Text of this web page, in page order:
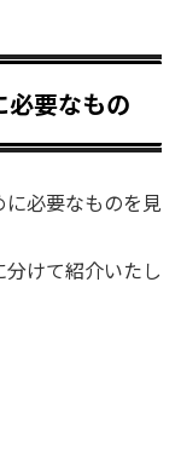
必要なもの
必要なものを見
けて紹介いたし